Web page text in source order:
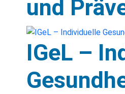
und
IGeL –